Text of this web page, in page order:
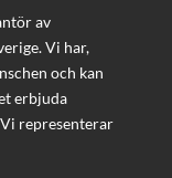
av
Vi har,
och kan
erbjuda
representerar